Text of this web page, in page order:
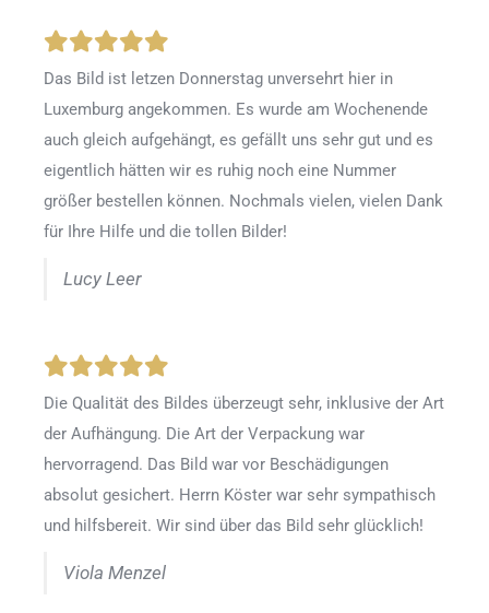
Das Bild ist letzen Donnerstag unversehrt hier in
Luxemburg angekommen. Es wurde am Wochenende
auch gleich aufgehängt, es gefällt uns sehr gut und es
eigentlich hätten wir es ruhig noch eine Nummer
größer bestellen können. Nochmals vielen, vielen Dank
für Ihre Hilfe und die tollen Bilder!
Lucy Leer
Die Qualität des Bildes überzeugt sehr, inklusive der Art
der Aufhängung. Die Art der Verpackung war
hervorragend. Das Bild war vor Beschädigungen
absolut gesichert. Herrn Köster war sehr sympathisch
und hilfsbereit. Wir sind über das Bild sehr glücklich!
Viola Menzel